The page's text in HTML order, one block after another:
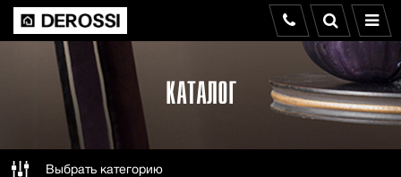
КАТАЛОГ
Выбрать категорию